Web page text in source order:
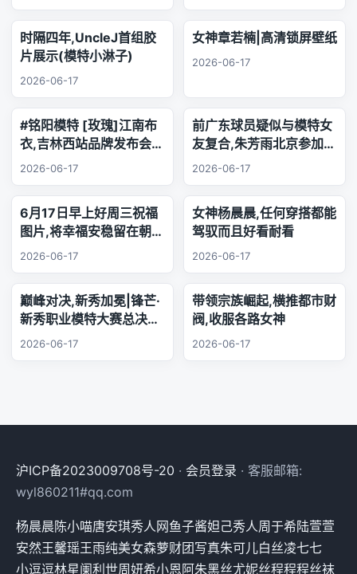
时隔四年,UncleJ首组胶
片展示(模特小淋子)
2026-06-17
女神章若楠|高清锁屏壁纸
2026-06-17
#铭阳模特 [玫瑰]江南布
衣,吉林西站品牌发布会..
乐器演奏
2026-06-17
前广东球员疑似与模特女
友复合,朱芳雨北京参加品
牌活动,王少杰韩国游玩
2026-06-17
6月17日早上好周三祝福
图片,将幸福安稳留在朝夕
身旁,把珍贵友谊珍藏心
欢声笑语陪伴每日日常.
2026-06-17
女神杨晨晨,任何穿搭都能
驾驭而且好看耐看
2026-06-17
巅峰对决,新秀加冕|锋芒·
新秀职业模特大赛总决赛,
三幕秀场演绎极致美学
2026-06-17
带领宗族崛起,横推都市财
阀,收服各路女神
2026-06-17
沪ICP备2023009708号-20 · 会员登录 · 客服邮箱:
wyl860211#qq.com
杨晨晨陈小喵唐安琪秀人网鱼子酱妲己秀人周于希陆萱萱
安然王馨瑶王雨纯美女森萝财团写真朱可儿白丝凌七七
小逗逗林星阑利世周妍希小恩阿朱黑丝尤妮丝程程程丝袜